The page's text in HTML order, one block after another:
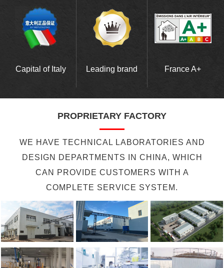
Capital of Italy Leading brand France A+
PROPRIETARY FACTORY
WE HAVE TECHNICAL LABORATORIES AND
DESIGN DEPARTMENTS IN CHINA, WHICH
CAN PROVIDE CUSTOMERS WITH A
COMPLETE SERVICE SYSTEM.